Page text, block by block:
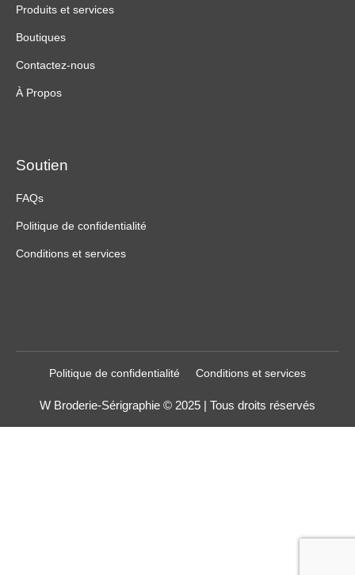
Produits et services
Boutiques
Contactez-nous
À Propos
Soutien
FAQs
Politique de confidentialité
Conditions et services
W Broderie-Sérigraphie © 2025 | Tous droits réservés
Politique de confidentialité Conditions et services